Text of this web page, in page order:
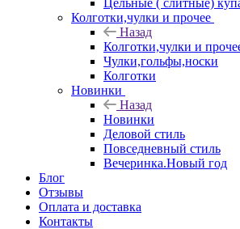
Цельные ( слитные)
Колготки,чулки и прочее
Назад
Колготки,чулки и
Чулки,гольфы,носки
Колготки
Новинки
Назад
Новинки
Деловой стиль
Повседневный стиль
Вечеринка.Новый год
Блог
Отзывы
Оплата и доставка
Контакты